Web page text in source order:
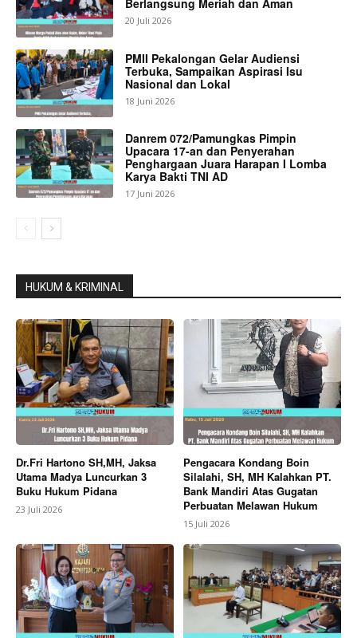
20 Juli 2026
PMII Pekalongan Gelar Audiensi
Terbuka, Sampaikan Aspirasi Isu
Nasional dan Lokal
18 Juni 2026
Danrem 072/Pamungkas Pimpin
Upacara 17-an dan Penyerahan
Penghargaan Juara Harapan I Lomba
Karya Bakti TNI AD
17 Juni 2026
HUKUM & KRIMINAL
Dr.Fri Hartono SH,MH, Jaksa
Utama Madya Luncurkan 3
Buku Hukum Pidana
23 Juli 2026
Pengacara Kondang Boin
Silalahi, SH, MH Kalahkan PT.
Bank Mandiri Atas Gugatan
Perbuatan Melawan Hukum
15 Juli 2026